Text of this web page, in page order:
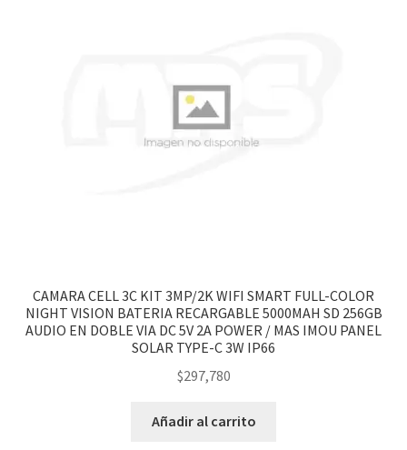
CAMARA CELL 3C KIT 3MP/2K WIFI SMART FULL-COLOR
NIGHT VISION BATERIA RECARGABLE 5000MAH SD 256GB
AUDIO EN DOBLE VIA DC 5V 2A POWER / MAS IMOU PANEL
SOLAR TYPE-C 3W IP66
$297,780
Añadir al carrito